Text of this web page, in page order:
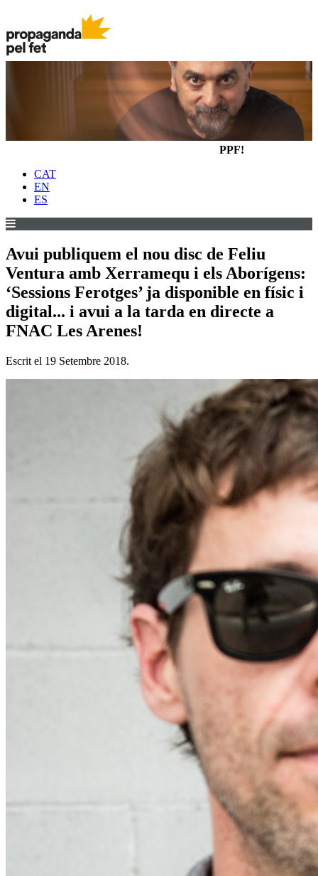
PPF!
CAT
EN
ES
Avui publiquem el nou disc de Feliu
Ventura amb Xerramequ i els Aborígens:
‘Sessions Ferotges’ ja disponible en físic i
digital... i avui a la tarda en directe a
FNAC Les Arenes!
Escrit el 19 Setembre 2018.